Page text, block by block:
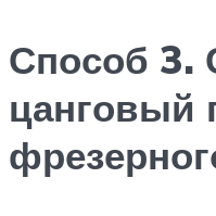
Способ 3.
цанговый